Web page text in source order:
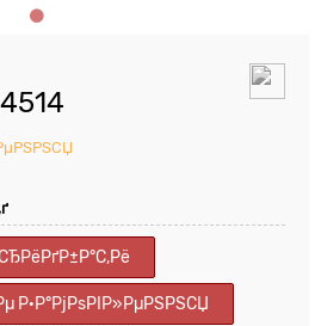
Р·Р°РјРѕРІР»РµРЅРЅСЏ